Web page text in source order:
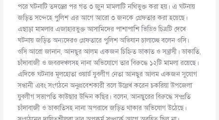
পরে ঘটনাটি তদন্তের পর গত ৩ জুন মামলাটি নথিভুক্ত করা হয়। এ ঘটনায়
জড়িত সন্দেহে পুলিশ এর আগে আরো ৩ জনকে গ্রেফতার করা হয়েছে।
এছাড়া মামলার এজাহারভুক্ত আসামিদের পাশাপাশি ভিডিও চিত্রটি দেখে
ঘটনায় জড়িত অন্যদেরও গ্রেফতারে পুলিশ অভিযান চালাচ্ছে বলেন ওসি।
ওসি আরো জানান, আনছুর আলম একজন চিহ্নিত ডাকাত ও সন্ত্রাসী। ডাকাতি,
চাঁদাবাজী ও জবরদখলসহ নানা অভিযোগে তার বিরুদ্ধে ১২টি মামলা রয়েছে।
এদিকে ঘটনার মূলহোতা ওয়ার্ড যুবলীগ নেতা আনছুর আলম একজন সুযোগ
সন্ধানী এবং সংগঠনে অনুপ্রবেশকারী বলে উল্লেখ করেন চকরিয়া উপজেলা
যুবলীগ সভাপতি কাউছার উদ্দিন কছির। বলেন, আনছুরের বিরুদ্ধে সম্প্রতি
চাঁদাবাজী ও ডাকাতিসহ নানা অপরাধে জড়িত থাকার অভিযোগ উঠেছে।